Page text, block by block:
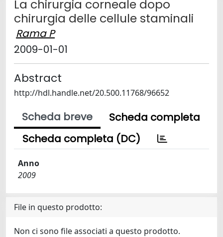
La chirurgia corneale dopo
chirurgia delle cellule staminali
Rama P
2009-01-01
Abstract
http://hdl.handle.net/20.500.11768/96652
Scheda breve
Scheda completa
Scheda completa (DC)
Anno
2009
File in questo prodotto:
Non ci sono file associati a questo prodotto.